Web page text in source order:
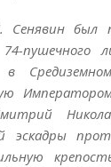
был
74-
в
эскадры